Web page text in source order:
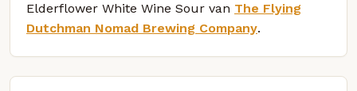
Elderflower White Wine Sour van The Flying
Dutchman Nomad Brewing Company.